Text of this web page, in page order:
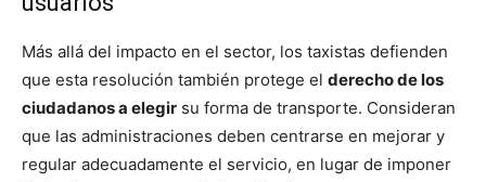
Más allá del impacto en el sector, los taxistas defienden
que esta resolución también protege el derecho de los
ciudadanos a elegir su forma de transporte. Consideran
que las administraciones deben centrarse en mejorar y
regular adecuadamente el servicio, en lugar de imponer